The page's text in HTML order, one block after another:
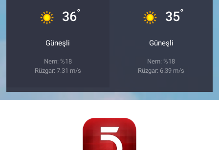
36°
Güneşli
Nem: %18
Rüzgar: 7.31 m/s
35°
Güneşli
Nem: %18
Rüzgar: 6.39 m/s